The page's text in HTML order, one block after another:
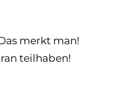
merkt man!
teilhaben!